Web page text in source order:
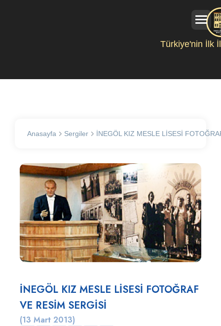
Türkiye'nin İlk
Anasayfa Sergiler İNEGÖL KIZ MESLE LİSESİ
İNEGÖL KIZ MESLE LİSESİ FOTOĞRAF
VE RESİM SERGİSİ
(13 Mart 2013)